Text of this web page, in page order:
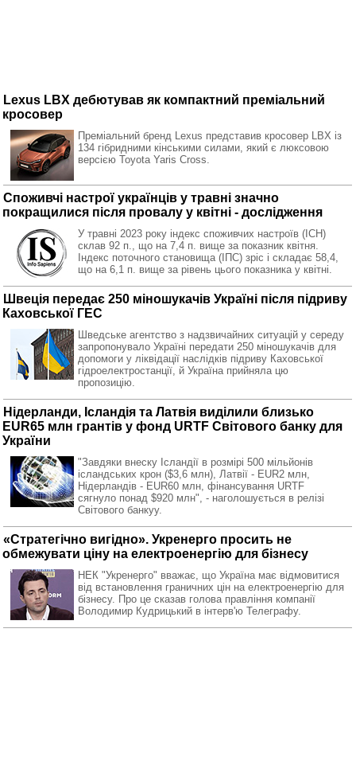
Lexus LBX дебютував як компактний преміальний
кросовер
Преміальний бренд Lexus представив кросовер LBX із
134 гібридними кінськими силами, який є люксовою
версією Toyota Yaris Cross.
Споживчі настрої українців у травні значно
покращилися після провалу у квітні - дослідження
У травні 2023 року індекс споживчих настроїв (ІСН)
склав 92 п., що на 7,4 п. вище за показник квітня.
Індекс поточного становища (ІПС) зріс і складає 58,4,
що на 6,1 п. вище за рівень цього показника у квітні.
Швеція передає 250 міношукачів Україні після підриву
Каховської ГЕС
Шведське агентство з надзвичайних ситуацій у середу
запропонувало Україні передати 250 міношукачів для
допомоги у ліквідації наслідків підриву Каховської
гідроелектростанції, й Україна прийняла цю
пропозицію.
Нідерланди, Ісландія та Латвія виділили близько
EUR65 млн грантів у фонд URTF Світового банку для
України
"Завдяки внеску Ісландії в розмірі 500 мільйонів
ісландських крон ($3,6 млн), Латвії - EUR2 млн,
Нідерландів - EUR60 млн, фінансування URTF
сягнуло понад $920 млн", - наголошується в релізі
Світового банкуу.
«Стратегічно вигідно». Укренерго просить не
обмежувати ціну на електроенергію для бізнесу
НЕК "Укренерго" вважає, що Україна має відмовитися
від встановлення граничних цін на електроенергію для
бізнесу. Про це сказав голова правління компанії
Володимир Кудрицький в інтерв'ю Телеграфу.